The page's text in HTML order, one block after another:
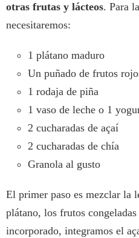
otras frutas y lácteos. Para
necesitaremos:
1 plátano maduro
Un puñado de frutos
1 rodaja de piña
1 vaso de leche o 1
2 cucharadas de açaí
2 cucharadas de chía
Granola al gusto
El primer paso es mezclar la
plátano, los frutos
incorporado, integramos el